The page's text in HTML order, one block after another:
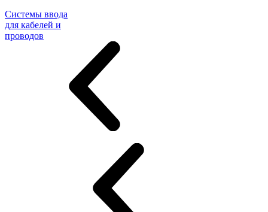
Системы ввода
для кабелей и
проводов